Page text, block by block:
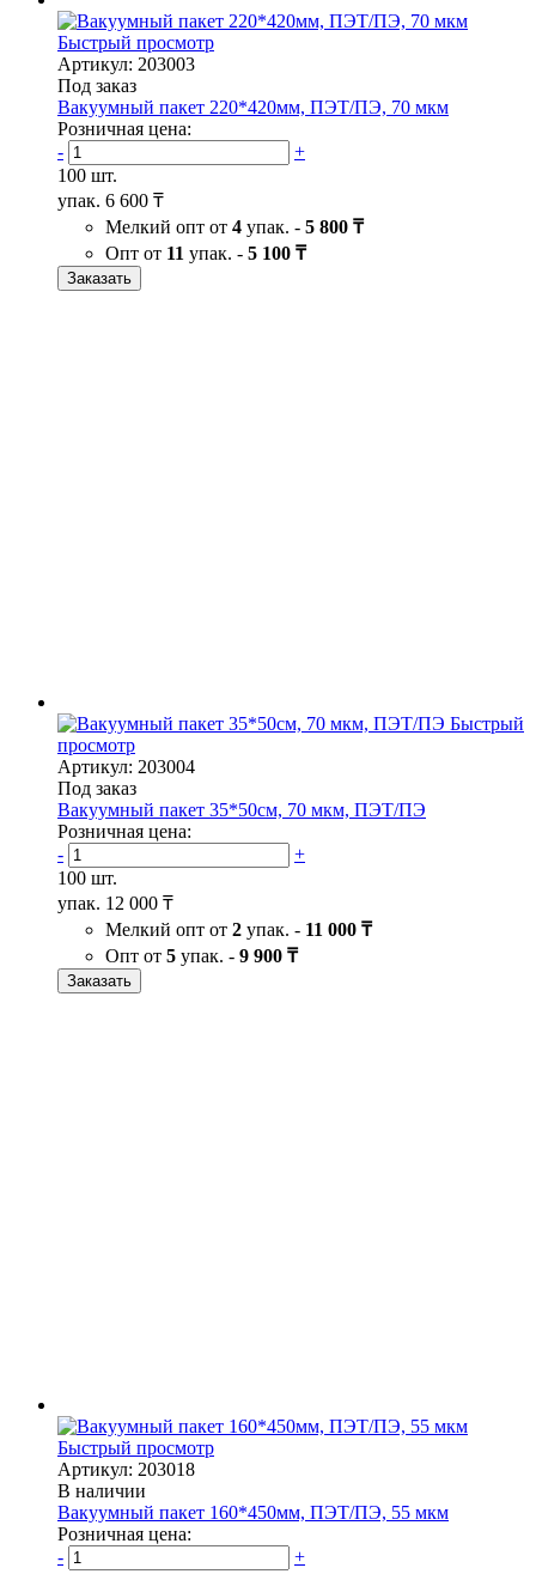
Быстрый просмотр
Артикул: 203003
Под заказ
Вакуумный пакет 220*420мм, ПЭТ/ПЭ, 70 мкм
Розничная цена:
-
+
100 шт.
упак. 6 600 ₸
Мелкий опт от 4 упак. - 5 800 ₸
Опт от 11 упак. - 5 100 ₸
Заказать
Быстрый
просмотр
Артикул: 203004
Под заказ
Вакуумный пакет 35*50см, 70 мкм, ПЭТ/ПЭ
Розничная цена:
-
+
100 шт.
упак. 12 000 ₸
Мелкий опт от 2 упак. - 11 000 ₸
Опт от 5 упак. - 9 900 ₸
Заказать
Быстрый просмотр
Артикул: 203018
В наличии
Вакуумный пакет 160*450мм, ПЭТ/ПЭ, 55 мкм
Розничная цена:
-
+